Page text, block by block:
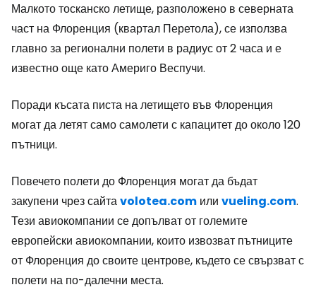
Малкото тосканско летище, разположено в северната
част на Флоренция (квартал Перетола), се използва
главно за регионални полети в радиус от 2 часа и е
известно още като Америго Веспучи.
Поради късата писта на летището във Флоренция
могат да летят само самолети с капацитет до около 120
пътници.
Повечето полети до Флоренция могат да бъдат
закупени чрез сайтаvolotea.com или vueling.com.
Тези авиокомпании се допълват от големите
европейски авиокомпании, които извозват пътниците
от Флоренция до своите центрове, където се свързват с
полети на по-далечни места.